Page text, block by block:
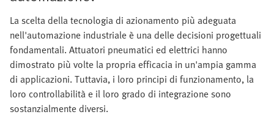
La scelta della tecnologia di azionamento più adeguata
nell'automazione industriale è una delle decisioni progettuali
fondamentali. Attuatori pneumatici ed elettrici hanno
dimostrato più volte la propria efficacia in un'ampia gamma
di applicazioni. Tuttavia, i loro principi di funzionamento, la
loro controllabilità e il loro grado di integrazione sono
sostanzialmente diversi.